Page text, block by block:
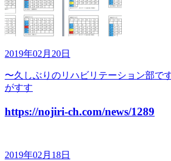
2019年02月20日
〜久しぶりのリハビリテーション部で
がすす
https://nojiri-ch.com/news/1289
2019年02月18日